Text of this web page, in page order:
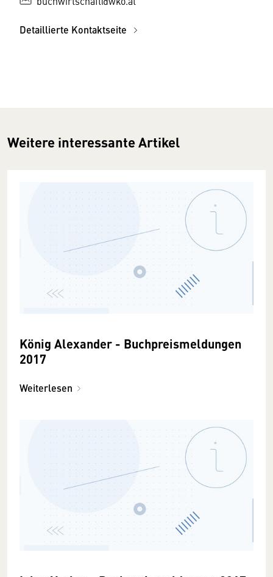
Detaillierte Kontaktseite
Weitere interessante Artikel
König Alexander - Buchpreismeldungen
2017
Weiterlesen